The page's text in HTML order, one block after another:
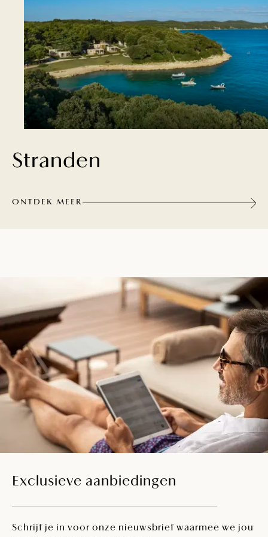
Stranden
ONTDEK MEER
Exclusieve aanbiedingen
Schrijf je in voor onze nieuwsbrief waarmee we jou